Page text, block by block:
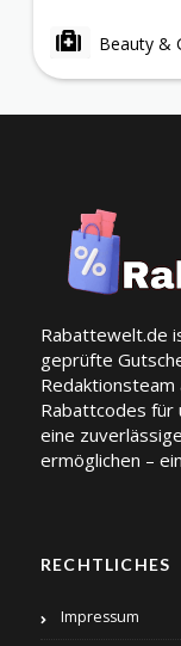
Beauty &
Rabattewelt.de
geprüfte
Rabattcodes für
eine
ermöglichen –
RECHTLICHES
Impressum